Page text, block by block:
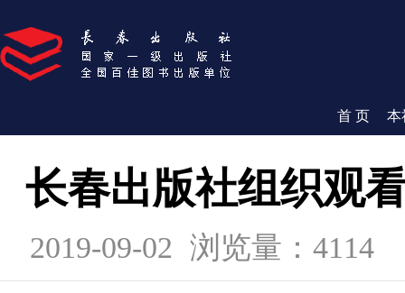
首 页 本
长春出版社组织观
2019-09-02 浏览量：4114